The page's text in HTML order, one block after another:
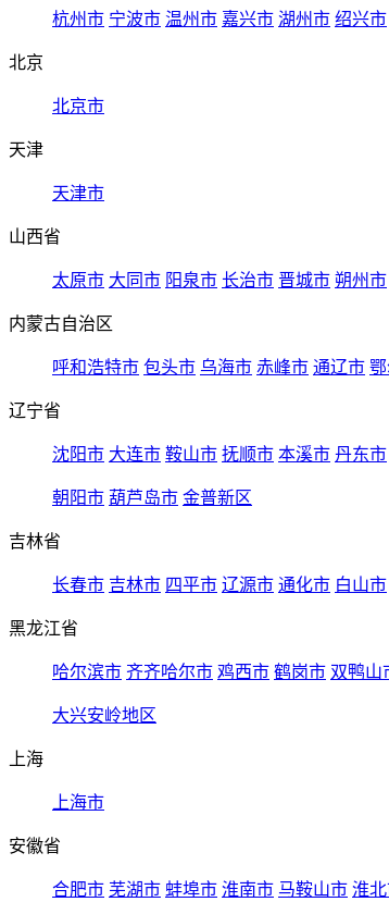
杭州市 宁波市 温州市 嘉兴市 湖州市 绍兴市
北京
北京市
天津
天津市
山西省
太原市 大同市 阳泉市 长治市 晋城市 朔州市
内蒙古自治区
呼和浩特市 包头市 乌海市 赤峰市 通辽市
辽宁省
沈阳市 大连市 鞍山市 抚顺市 本溪市 丹东市
朝阳市 葫芦岛市 金普新区
吉林省
长春市 吉林市 四平市 辽源市 通化市 白山市
黑龙江省
哈尔滨市 齐齐哈尔市 鸡西市 鹤岗市 双鸭山
大兴安岭地区
上海
上海市
安徽省
合肥市 芜湖市 蚌埠市 淮南市 马鞍山市 淮